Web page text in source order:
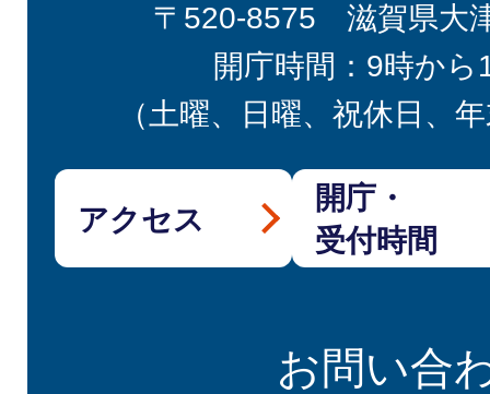
〒520-8575 滋賀県大
開庁時間：9時から
（土曜、日曜、祝休日、
アクセス
開庁・
受付時間
お問い合